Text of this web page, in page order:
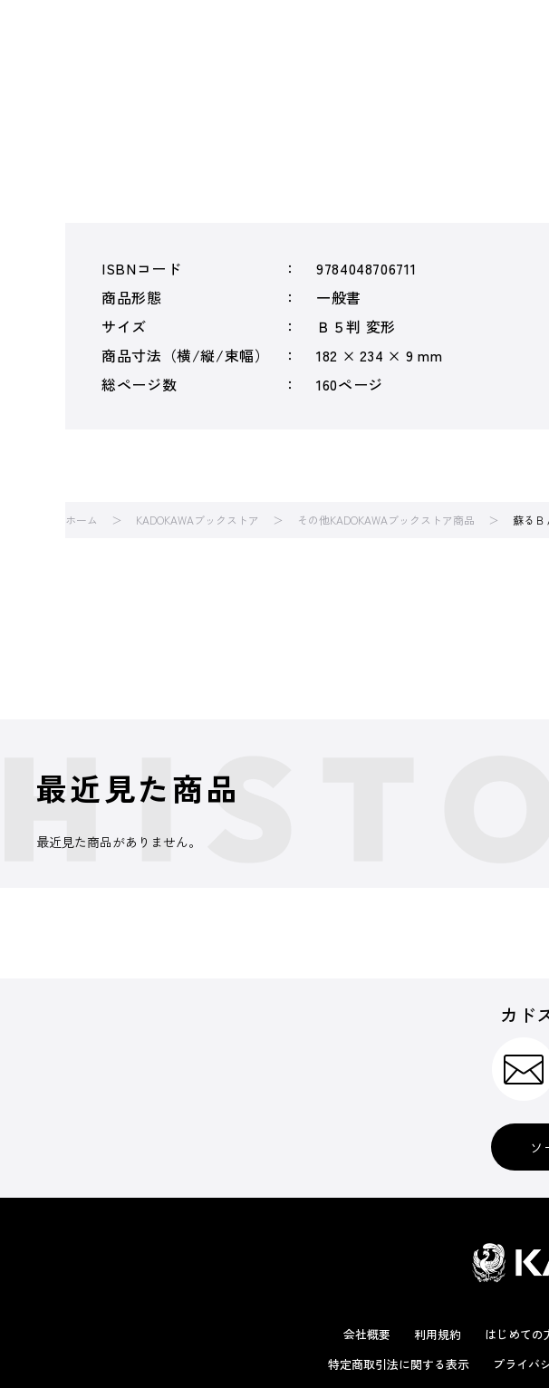
ISBNコード
9784048706711
商品形態
一般書
サイズ
Ｂ５判 変形
商品寸法（横/縦/束幅）
182 × 234 × 9 mm
総ページ数
160ページ
ホーム KADOKAWAブックストア その他KADOKAWAブックストア商品 蘇るＢ
最近見た商品
最近見た商品がありません。
カド
会社概要 利用規約 はじめての
特定商取引法に関する表示
プライバ